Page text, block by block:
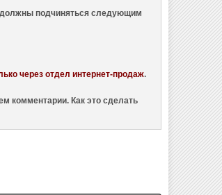
должны подчиняться следующим
через отдел интернет-продаж.
комментарии. Как это сделать